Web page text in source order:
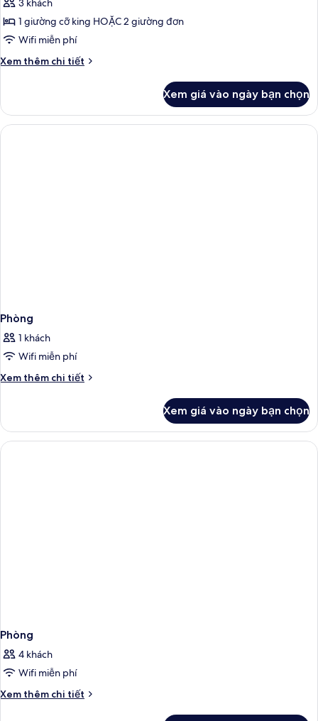
Phòng
đôi
hoặc
giường
3 khách
1 giường cỡ king HOẶC 2 giường đơn
Wifi miễn phí
Xem thêm chi tiết
Chi
Phòng
đôi
hoặc
Xem giá vào ngày bạn chọn
Phòng
1 khách
Wifi miễn phí
Xem thêm chi tiết
Chi
Phòng
Xem giá vào ngày bạn chọn
Phòng
4 khách
Wifi miễn phí
Xem thêm chi tiết
Chi